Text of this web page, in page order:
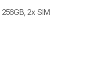
256GB, 2x SIM